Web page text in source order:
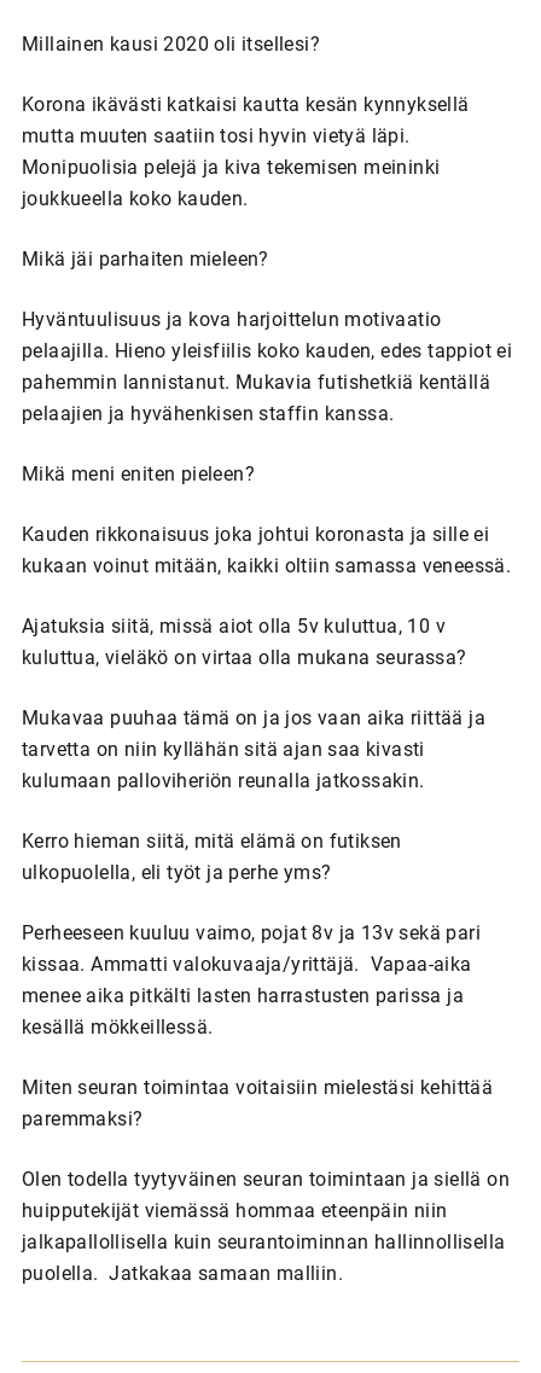
Millainen kausi 2020 oli itsellesi?
Korona ikävästi katkaisi kautta kesän kynnyksellä
mutta muuten saatiin tosi hyvin vietyä läpi.
Monipuolisia pelejä ja kiva tekemisen meininki
joukkueella koko kauden.
Mikä jäi parhaiten mieleen?
Hyväntuulisuus ja kova harjoittelun motivaatio
pelaajilla. Hieno yleisfiilis koko kauden, edes tappiot ei
pahemmin lannistanut. Mukavia futishetkiä kentällä
pelaajien ja hyvähenkisen staffin kanssa.
Mikä meni eniten pieleen?
Kauden rikkonaisuus joka johtui koronasta ja sille ei
kukaan voinut mitään, kaikki oltiin samassa veneessä.
Ajatuksia siitä, missä aiot olla 5v kuluttua, 10 v
kuluttua, vieläkö on virtaa olla mukana seurassa?
Mukavaa puuhaa tämä on ja jos vaan aika riittää ja
tarvetta on niin kyllähän sitä ajan saa kivasti
kulumaan palloviheriön reunalla jatkossakin.
Kerro hieman siitä, mitä elämä on futiksen
ulkopuolella, eli työt ja perhe yms?
Perheeseen kuuluu vaimo, pojat 8v ja 13v sekä pari
kissaa. Ammatti valokuvaaja/yrittäjä. Vapaa-aika
menee aika pitkälti lasten harrastusten parissa ja
kesällä mökkeillessä.
Miten seuran toimintaa voitaisiin mielestäsi kehittää
paremmaksi?
Olen todella tyytyväinen seuran toimintaan ja siellä on
huipputekijät viemässä hommaa eteenpäin niin
jalkapallollisella kuin seurantoiminnan hallinnollisella
puolella. Jatkakaa samaan malliin.